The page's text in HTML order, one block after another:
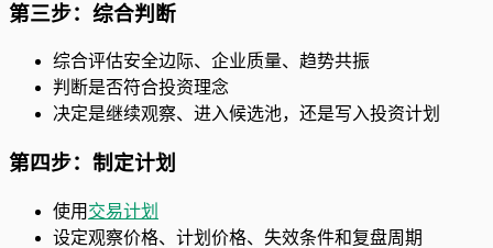
第三步：综合判断
综合评估安全边际、企业质量、趋势共振
判断是否符合投资理念
决定是继续观察、进入候选池，还是写入投资计划
第四步：制定计划
使用 交易计划
设定观察价格、计划价格、失效条件和复盘周期